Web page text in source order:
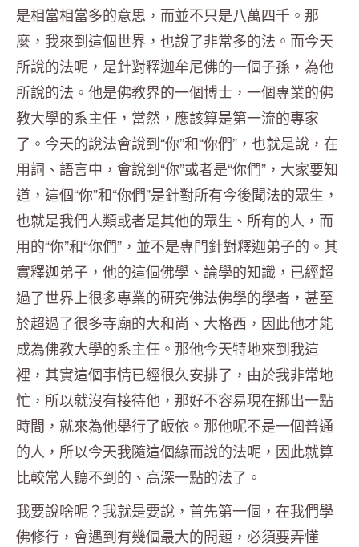
是相當相當多的意思，而並不只是八萬四千。那
麼，我來到這個世界，也說了非常多的法。而今天
所說的法呢，是針對釋迦牟尼佛的一個子孫，為他
所說的法。他是佛教界的一個博士，一個專業的佛
教大學的系主任，當然，應該算是第一流的專家
了。今天的說法會說到“你”和“你們”，也就是說，在
用詞、語言中，會說到“你”或者是“你們”，大家要知
道，這個“你”和“你們”是針對所有今後聞法的眾生，
也就是我們人類或者是其他的眾生、所有的人，而
用的“你”和“你們”，並不是專門針對釋迦弟子的。其
實釋迦弟子，他的這個佛學、論學的知識，已經超
過了世界上很多專業的研究佛法佛學的學者，甚至
於超過了很多寺廟的大和尚、大格西，因此他才能
成為佛教大學的系主任。那他今天特地來到我這
裡，其實這個事情已經很久安排了，由於我非常地
忙，所以就沒有接待他，那好不容易現在挪出一點
時間，就來為他舉行了皈依。那他呢不是一個普通
的人，所以今天我隨這個緣而說的法呢，因此就算
比較常人聽不到的、高深一點的法了。
我要說啥呢？我就是要說，首先第一個，在我們學
佛修行，會遇到有幾個最大的問題，必須要弄懂